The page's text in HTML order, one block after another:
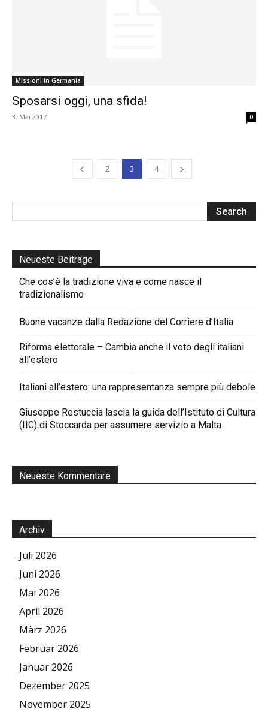
Missioni in Germania
Sposarsi oggi, una sfida!
3. Mai 2017 0
2 3 4
Neueste Beiträge
Che cos’è la tradizione viva e come nasce il
tradizionalismo
Buone vacanze dalla Redazione del Corriere d’Italia
Riforma elettorale – Cambia anche il voto degli italiani
all’estero
Italiani all’estero: una rappresentanza sempre più debole
Giuseppe Restuccia lascia la guida dell’Istituto di Cultura
(IIC) di Stoccarda per assumere servizio a Malta
Neueste Kommentare
Archiv
Juli 2026
Juni 2026
Mai 2026
April 2026
März 2026
Februar 2026
Januar 2026
Dezember 2025
November 2025